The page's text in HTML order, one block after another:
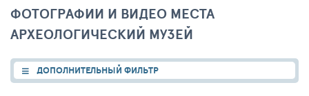
ФОТОГРАФИИ И ВИДЕО МЕСТА
АРХЕОЛОГИЧЕСКИЙ МУЗЕЙ
ДОПОЛНИТЕЛЬНЫЙ ФИЛЬТР